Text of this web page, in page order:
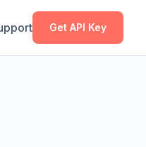
Get API Key
Copia
Copia